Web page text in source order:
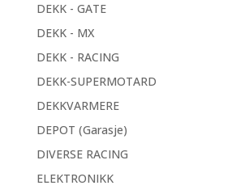
DEKK - GATE
DEKK - MX
DEKK - RACING
DEKK-SUPERMOTARD
DEKKVARMERE
DEPOT (Garasje)
DIVERSE RACING
ELEKTRONIKK